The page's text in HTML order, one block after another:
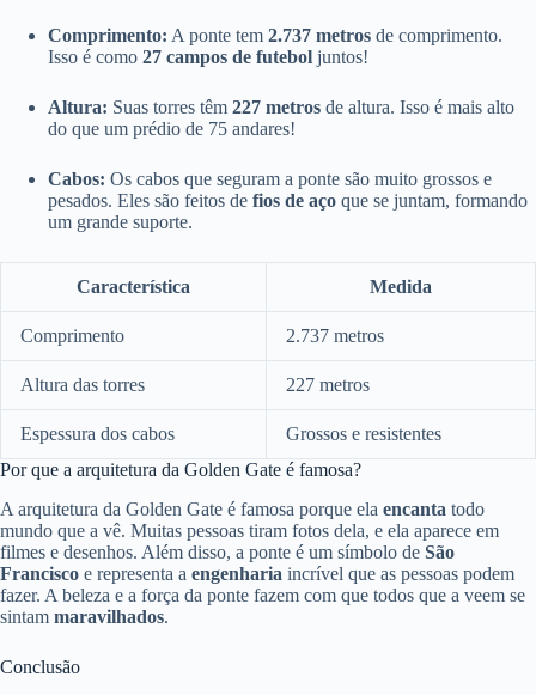
Comprimento: A ponte tem 2.737 metros de comprimento.
Isso é como 27 campos de futebol juntos!
Altura: Suas torres têm 227 metros de altura. Isso é mais alto
do que um prédio de 75 andares!
Cabos: Os cabos que seguram a ponte são muito grossos e
pesados. Eles são feitos de fios de aço que se juntam, formando
um grande suporte.
Característica Medida
Comprimento 2.737 metros
Altura das torres 227 metros
Espessura dos cabos
Grossos e resistentes
Por que a arquitetura da Golden Gate é famosa?
A arquitetura da Golden Gate é famosa porque ela encanta todo
mundo que a vê. Muitas pessoas tiram fotos dela, e ela aparece em
filmes e desenhos. Além disso, a ponte é um símbolo de São
Francisco e representa a engenharia incrível que as pessoas podem
fazer. A beleza e a força da ponte fazem com que todos que a veem se
sintam maravilhados.
Conclusão